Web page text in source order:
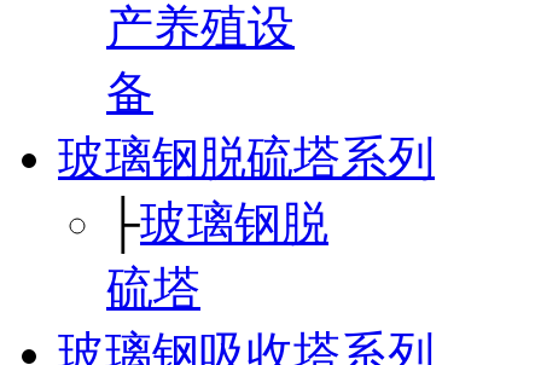
产养殖设
备
玻璃钢脱硫塔系列
├玻璃钢脱
硫塔
玻璃钢吸收塔系列